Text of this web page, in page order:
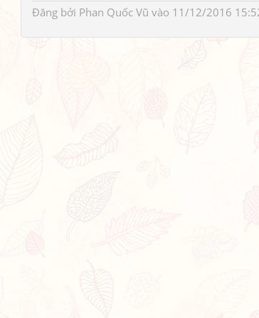
Đăng bởi Phan Quốc Vũ vào 11/12/2016